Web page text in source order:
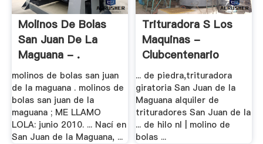
Molinos De Bolas
San Juan De La
Maguana - .
molinos de bolas san juan
de la maguana . molinos de
bolas san juan de la
maguana ; ME LLAMO
LOLA: junio 2010. ... Nací en
San Juan de la Maguana, ...
Trituradora S Los
Maquinas -
Clubcentenario
... de piedra,trituradora
giratoria San Juan de la
Maguana alquiler de
trituradores San Juan de la
... de hilo nl | molino de
bolas ...